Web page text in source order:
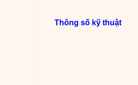
Thông số kỹ thuật